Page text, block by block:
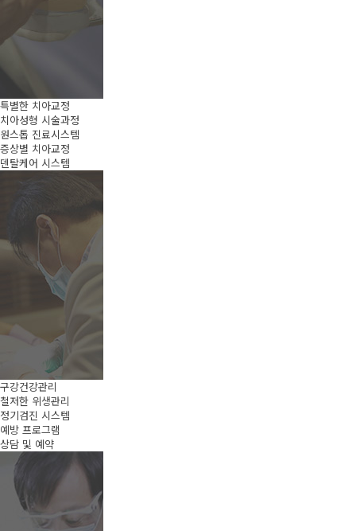
특별한 치아교정
치아성형 시술과정
원스톱 진료시스템
증상별 치아교정
덴탈케어 시스템
구강건강관리
철저한 위생관리
정기검진 시스템
예방 프로그램
상담 및 예약